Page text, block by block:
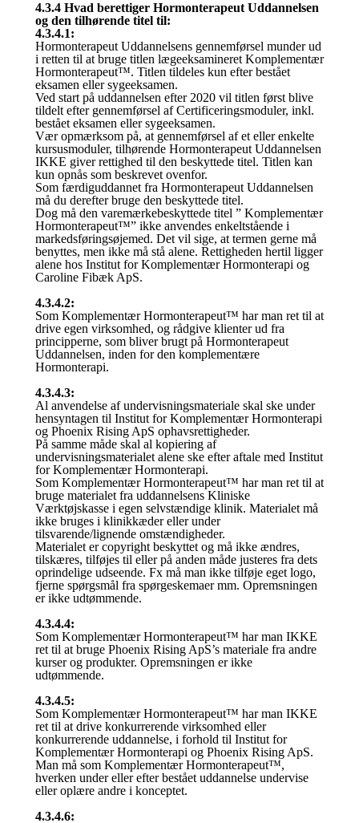
4.3.4 Hvad berettiger Hormonterapeut Uddannelsen
og den tilhørende titel til:
4.3.4.1:
Hormonterapeut Uddannelsens gennemførsel munder ud
i retten til at bruge titlen lægeeksamineret Komplementær
Hormonterapeut™. Titlen tildeles kun efter bestået
eksamen eller sygeeksamen.
Ved start på uddannelsen efter 2020 vil titlen først blive
tildelt efter gennemførsel af Certificeringsmoduler, inkl.
bestået eksamen eller sygeeksamen.
Vær opmærksom på, at gennemførsel af et eller enkelte
kursusmoduler, tilhørende Hormonterapeut Uddannelsen
IKKE giver rettighed til den beskyttede titel. Titlen kan
kun opnås som beskrevet ovenfor.
Som færdiguddannet fra Hormonterapeut Uddannelsen
må du derefter bruge den beskyttede titel.
Dog må den varemærkebeskyttede titel ” Komplementær
Hormonterapeut™” ikke anvendes enkeltstående i
markedsføringsøjemed. Det vil sige, at termen gerne må
benyttes, men ikke må stå alene. Rettigheden hertil ligger
alene hos Institut for Komplementær Hormonterapi og
Caroline Fibæk ApS.
4.3.4.2:
Som Komplementær Hormonterapeut™ har man ret til at
drive egen virksomhed, og rådgive klienter ud fra
principperne, som bliver brugt på Hormonterapeut
Uddannelsen, inden for den komplementære
Hormonterapi.
4.3.4.3:
Al anvendelse af undervisningsmateriale skal ske under
hensyntagen til Institut for Komplementær Hormonterapi
og Phoenix Rising ApS ophavsrettigheder.
På samme måde skal al kopiering af
undervisningsmaterialet alene ske efter aftale med Institut
for Komplementær Hormonterapi.
Som Komplementær Hormonterapeut™ har man ret til at
bruge materialet fra uddannelsens Kliniske
Værktøjskasse i egen selvstændige klinik. Materialet må
ikke bruges i klinikkæder eller under
tilsvarende/lignende omstændigheder.
Materialet er copyright beskyttet og må ikke ændres,
tilskæres, tilføjes til eller på anden måde justeres fra dets
oprindelige udseende. Fx må man ikke tilføje eget logo,
fjerne spørgsmål fra spørgeskemaer mm. Opremsningen
er ikke udtømmende.
4.3.4.4:
Som Komplementær Hormonterapeut™ har man IKKE
ret til at bruge Phoenix Rising ApS’s materiale fra andre
kurser og produkter. Opremsningen er ikke
udtømmende.
4.3.4.5:
Som Komplementær Hormonterapeut™ har man IKKE
ret til at drive konkurrerende virksomhed eller
konkurrerende uddannelse, i forhold til Institut for
Komplementær Hormonterapi og Phoenix Rising ApS.
Man må som Komplementær Hormonterapeut™,
hverken under eller efter bestået uddannelse undervise
eller oplære andre i konceptet.
4.3.4.6: